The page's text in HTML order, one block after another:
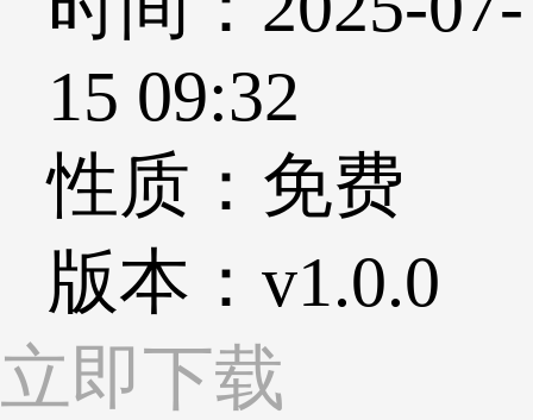
15 09:32
性质：免费
版本：v1.0.0
立即下载